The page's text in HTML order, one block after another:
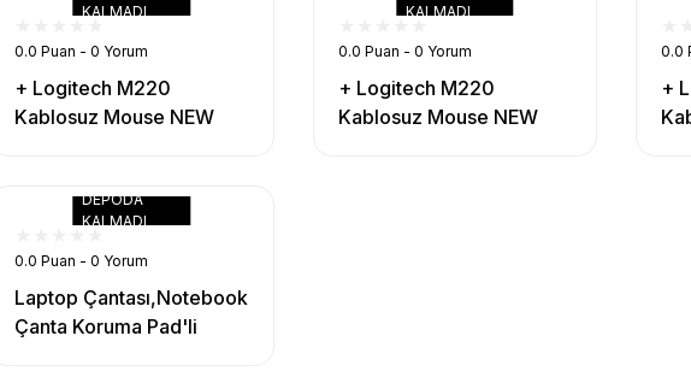
KALMADI
0.0 Puan - 0 Yorum
+ Logitech M220
Kablosuz Mouse NEW
KALMADI
0.0 Puan - 0 Yorum
+ Logitech M220
Kablosuz Mouse NEW
0.0
+
DEPODA
KALMADI
0.0 Puan - 0 Yorum
Laptop Çantası,Notebook
Çanta Koruma Pad'li